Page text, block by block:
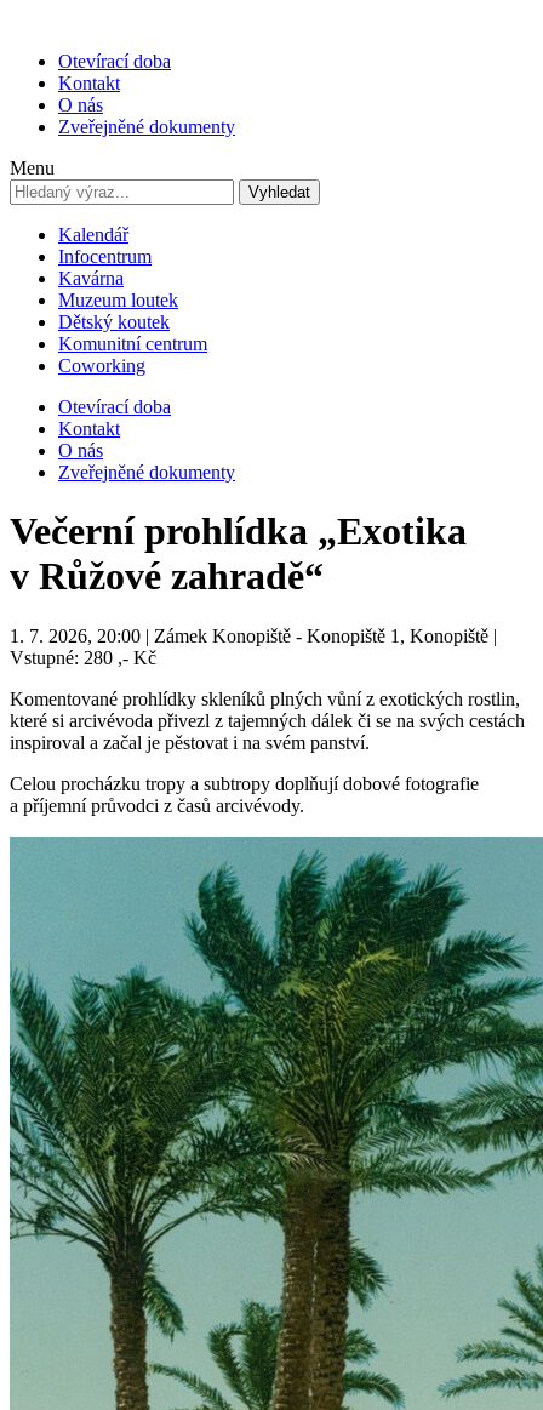
Otevírací doba
Kontakt
O nás
Zveřejněné dokumenty
Menu
Vyhledat
Kalendář
Infocentrum
Kavárna
Muzeum loutek
Dětský koutek
Komunitní centrum
Coworking
Otevírací doba
Kontakt
O nás
Zveřejněné dokumenty
Večerní prohlídka „Exotika
v Růžové zahradě“
1. 7. 2026, 20:00 | Zámek Konopiště - Konopiště 1, Konopiště |
Vstupné: 280 ,- Kč
Komentované prohlídky skleníků plných vůní z exotických rostlin,
které si arcivévoda přivezl z tajemných dálek či se na svých cestách
inspiroval a začal je pěstovat i na svém panství.
Celou procházku tropy a subtropy doplňují dobové fotografie
a příjemní průvodci z časů arcivévody.